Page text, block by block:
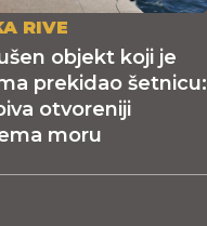
RIVE
objekt koji je
prekidao šetnicu:
otvoreniji
moru